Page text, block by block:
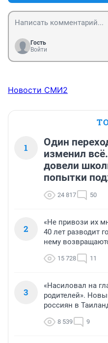
Гость
Войти
Новости СМИ2
1
Один
изменил
довели
попытки
24 817 50
2
«Не привози их
40 лет разводит
нему
15 728 11
3
«Насиловал на
родителей».
россиян в
8 539 9